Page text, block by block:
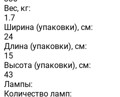
Вес, кг:
1.7
Ширина (упаковки), см:
24
Длина (упаковки), см:
15
Высота (упаковки), см:
43
Лампы:
Количество ламп: